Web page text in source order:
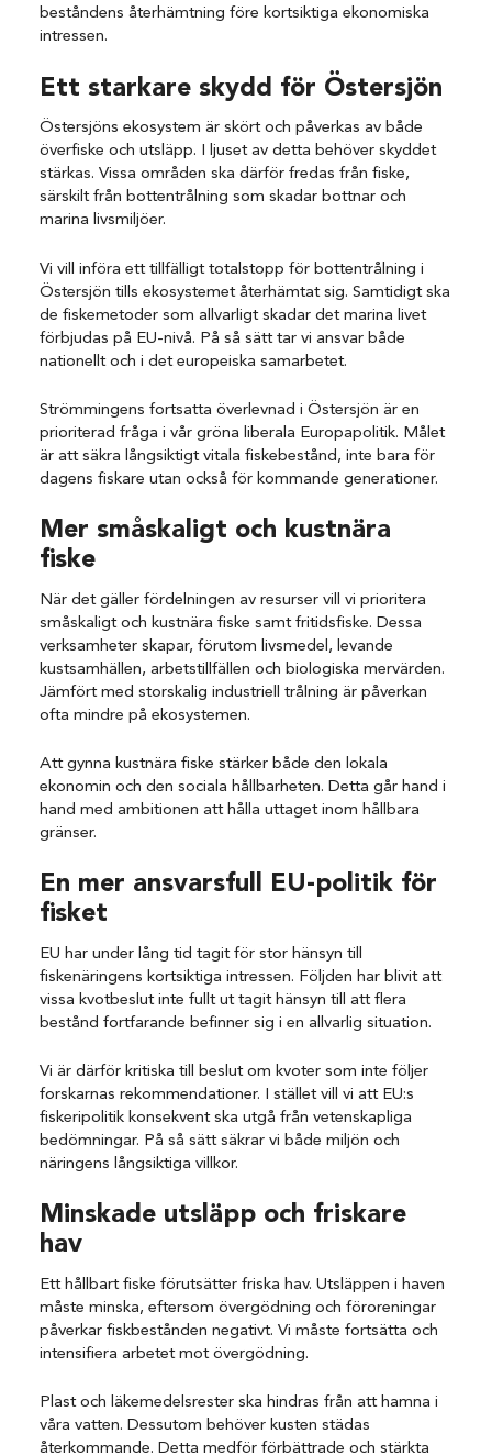
beståndens återhämtning före kortsiktiga ekonomiska
intressen.
Ett starkare skydd för Östersjön
Östersjöns ekosystem är skört och påverkas av både
överfiske och utsläpp. I ljuset av detta behöver skyddet
stärkas. Vissa områden ska därför fredas från fiske,
särskilt från bottentrålning som skadar bottnar och
marina livsmiljöer.
Vi vill införa ett tillfälligt totalstopp för bottentrålning i
Östersjön tills ekosystemet återhämtat sig. Samtidigt ska
de fiskemetoder som allvarligt skadar det marina livet
förbjudas på EU-nivå. På så sätt tar vi ansvar både
nationellt och i det europeiska samarbetet.
Strömmingens fortsatta överlevnad i Östersjön är en
prioriterad fråga i vår gröna liberala Europapolitik. Målet
är att säkra långsiktigt vitala fiskebestånd, inte bara för
dagens fiskare utan också för kommande generationer.
Mer småskaligt och kustnära
fiske
När det gäller fördelningen av resurser vill vi prioritera
småskaligt och kustnära fiske samt fritidsfiske. Dessa
verksamheter skapar, förutom livsmedel, levande
kustsamhällen, arbetstillfällen och biologiska mervärden.
Jämfört med storskalig industriell trålning är påverkan
ofta mindre på ekosystemen.
Att gynna kustnära fiske stärker både den lokala
ekonomin och den sociala hållbarheten. Detta går hand i
hand med ambitionen att hålla uttaget inom hållbara
gränser.
En mer ansvarsfull EU-politik för
fisket
EU har under lång tid tagit för stor hänsyn till
fiskenäringens kortsiktiga intressen. Följden har blivit att
vissa kvotbeslut inte fullt ut tagit hänsyn till att flera
bestånd fortfarande befinner sig i en allvarlig situation.
Vi är därför kritiska till beslut om kvoter som inte följer
forskarnas rekommendationer. I stället vill vi att EU:s
fiskeripolitik konsekvent ska utgå från vetenskapliga
bedömningar. På så sätt säkrar vi både miljön och
näringens långsiktiga villkor.
Minskade utsläpp och friskare
hav
Ett hållbart fiske förutsätter friska hav. Utsläppen i haven
måste minska, eftersom övergödning och föroreningar
påverkar fiskbestånden negativt. Vi måste fortsätta och
intensifiera arbetet mot övergödning.
Plast och läkemedelsrester ska hindras från att hamna i
våra vatten. Dessutom behöver kusten städas
återkommande. Detta medför förbättrade och stärkta